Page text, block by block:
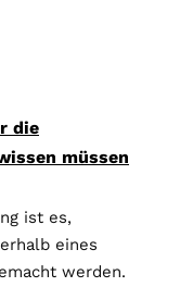
die
müssen
ist es,
eines
werden.